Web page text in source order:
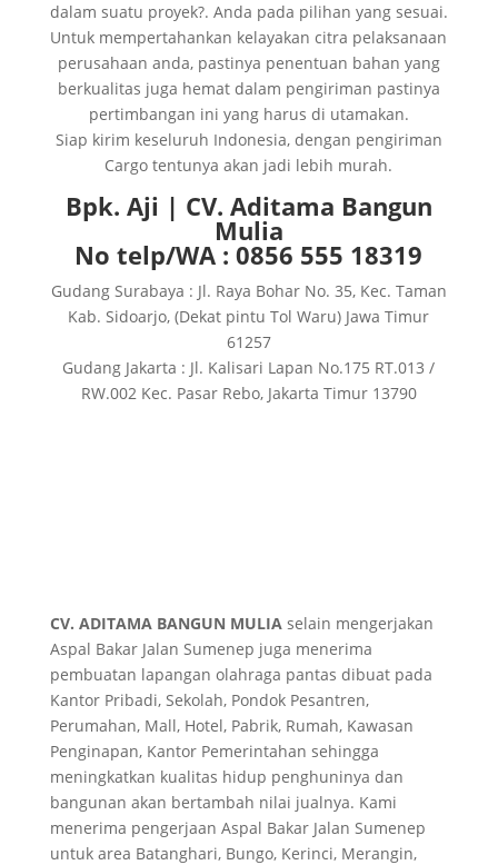
dalam suatu proyek?. Anda pada pilihan yang sesuai.
Untuk mempertahankan kelayakan citra pelaksanaan
perusahaan anda, pastinya penentuan bahan yang
berkualitas juga hemat dalam pengiriman pastinya
pertimbangan ini yang harus di utamakan.
Siap kirim keseluruh Indonesia, dengan pengiriman
Cargo tentunya akan jadi lebih murah.
Bpk. Aji | CV. Aditama Bangun
Mulia
No telp/WA : 0856 555 18319
Gudang Surabaya : Jl. Raya Bohar No. 35, Kec. Taman
Kab. Sidoarjo, (Dekat pintu Tol Waru) Jawa Timur
61257
Gudang Jakarta : Jl. Kalisari Lapan No.175 RT.013 /
RW.002 Kec. Pasar Rebo, Jakarta Timur 13790
CV. ADITAMA BANGUN MULIAselain mengerjakan
Aspal Bakar Jalan Sumenep juga menerima
pembuatan lapangan olahraga pantas dibuat pada
Kantor Pribadi, Sekolah, Pondok Pesantren,
Perumahan, Mall, Hotel, Pabrik, Rumah, Kawasan
Penginapan, Kantor Pemerintahan sehingga
meningkatkan kualitas hidup penghuninya dan
bangunan akan bertambah nilai jualnya. Kami
menerima pengerjaan Aspal Bakar Jalan Sumenep
untuk area Batanghari, Bungo, Kerinci, Merangin,